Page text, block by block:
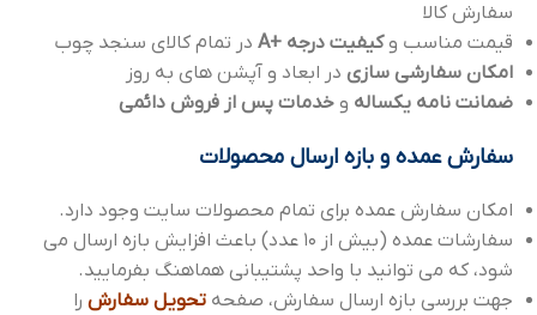
سفارش کالا
قیمت مناسب وکیفیت درجه +A
در تمام کالای سنجد چوب
امکان سفارشی سازی در ابعاد و آپشن های به روز
ضمانت نامه یکساله و خدمات پس از فروش دائمی
سفارش عمده و بازه ارسال محصولات
امکان سفارش عمده برای تمام محصولات سایت وجود دارد.
سفارشات عمده (بیش از 10 عدد) باعث افزایش بازه ارسال می
شود، که می توانید با واحد پشتیبانی هماهنگ بفرمایید.
جهت بررسی بازه ارسال سفارش، صفحه تحویل سفارش را